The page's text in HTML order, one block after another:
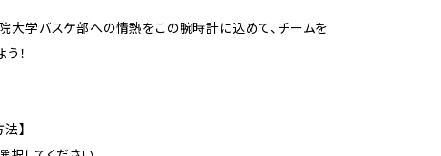
大学バスケ部への情熱をこの腕時計に込めて、チームを
う！
】